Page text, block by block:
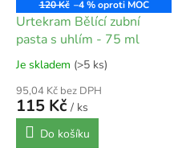
120 Kč –4 %
Urtekram Bělící zubní
pasta s uhlím - 75 ml
Je skladem (>5 ks)
95,04 Kč bez DPH
115 Kč / ks
Do košíku